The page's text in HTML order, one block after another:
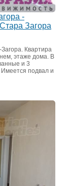
-
Загора
Квартира
этаже дома. В
и 3
подвал и